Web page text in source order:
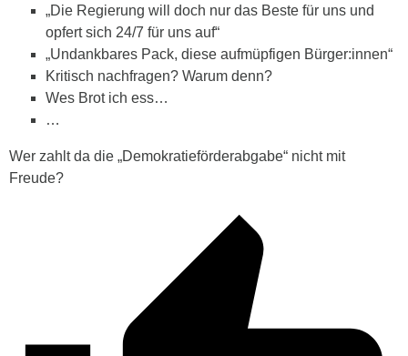
„Die Regierung will doch nur das Beste für uns und
opfert sich 24/7 für uns auf“
„Undankbares Pack, diese aufmüpfigen Bürger:innen“
Kritisch nachfragen? Warum denn?
Wes Brot ich ess…
…
Wer zahlt da die „Demokratieförderabgabe“ nicht mit
Freude?